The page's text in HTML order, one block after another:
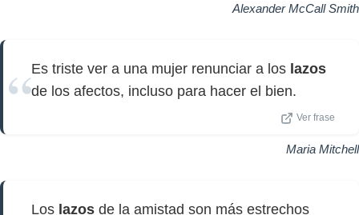
Alexander McCall Smith
Es triste ver a una mujer renunciar a los lazos
de los afectos, incluso para hacer el bien.
Ver frase
Maria Mitchell
Los lazos de la amistad son más estrechos